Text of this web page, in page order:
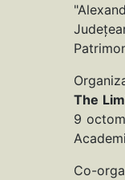
The
9
Co-